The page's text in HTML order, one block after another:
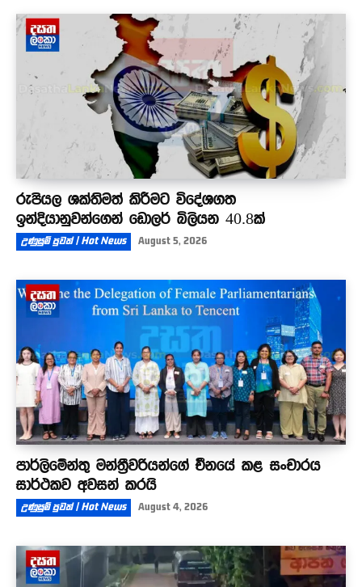
රුපියල ශක්තිමත් කිරීමට විදේශගත
ඉන්දියානුවන්ගෙන් ඩොලර් බිලියන 40.8ක්
උණුසුම් පුවත් | Hot News August 5, 2026
පාර්ලිමේන්තු මන්ත්‍රීවරියන්ගේ චීනයේ කළ සංචාරය
සාර්ථකව අවසන් කරයි
උණුසුම් පුවත් | Hot News August 4, 2026